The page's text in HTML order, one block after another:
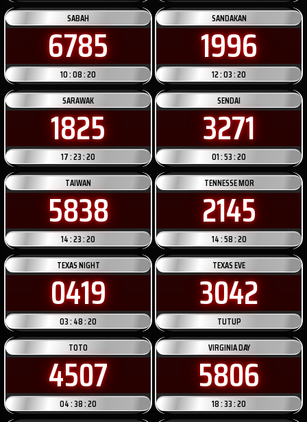
SABAH
6785
10 : 08 : 20
SANDAKAN
1996
12 : 03 : 20
SARAWAK
1825
17 : 23 : 20
SENDAI
3271
01 : 53 : 20
TAIWAN
5838
14 : 23 : 20
TENNESSE MOR
2145
14 : 58 : 20
TEXAS NIGHT
0419
03 : 48 : 20
TEXAS EVE
3042
TUTUP
TOTO
4507
04 : 38 : 20
VIRGINIA DAY
5806
18 : 33 : 20